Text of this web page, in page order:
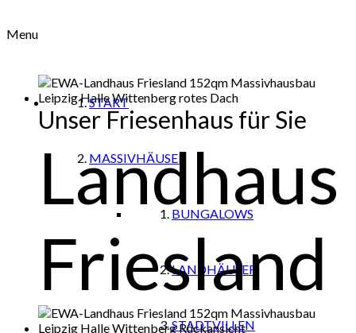
Menu
START
MASSIVHÄUSER
BUNGALOWS
LANDHÄUSER
STADTVILLEN
Unser Friesenhaus für Sie
Landhaus
Friesland